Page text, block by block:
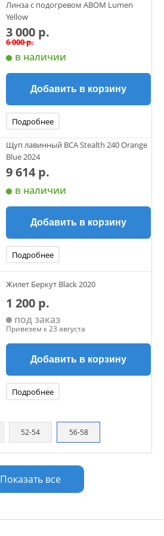
Линза с подогревом ABOM Lumen
Yellow
3 000 р.
6 000 р.
в наличии
Добавить в корзину
Подробнее
Щуп лавинный BCA Stealth 240 Orange
Blue 2024
9 614 р.
в наличии
Добавить в корзину
Подробнее
Жилет Беркут Black 2020
1 200 р.
под заказ
Привезем к 23 августа
Добавить в корзину
Подробнее
52-54 56-58
Показать все